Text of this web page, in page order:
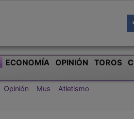
ECONOMÍA OPINIÓN TOROS
Opinión Mus
Atletismo